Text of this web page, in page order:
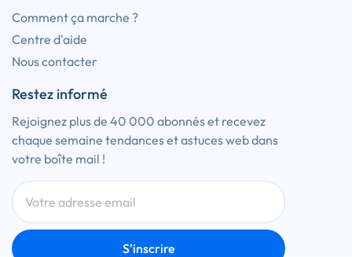
Comment ça marche ?
Centre d'aide
Nous contacter
Restez informé
Rejoignez plus de 40 000 abonnés et recevez
chaque semaine tendances et astuces web dans
votre boîte mail !
S'inscrire